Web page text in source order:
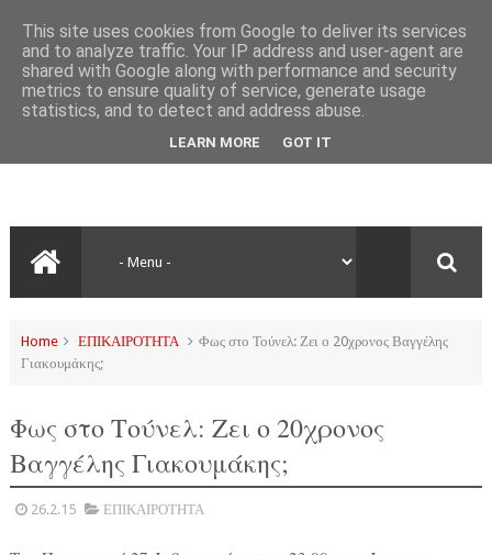
Home ΕΠΙΚΑΙΡΟΤΗΤΑ
Φως στο Τούνελ: Ζει ο 20χρονος Βαγγέλης
Γιακουμάκης;
Φως στο Τούνελ: Ζει ο 20χρονος
Βαγγέλης Γιακουμάκης;
26.2.15 ΕΠΙΚΑΙΡΟΤΗΤΑ
This site uses cookies from Google to deliver its services
and to analyze traffic. Your IP address and user-agent are
shared with Google along with performance and security
metrics to ensure quality of service, generate usage
statistics, and to detect and address abuse.
LEARN MORE GOT IT